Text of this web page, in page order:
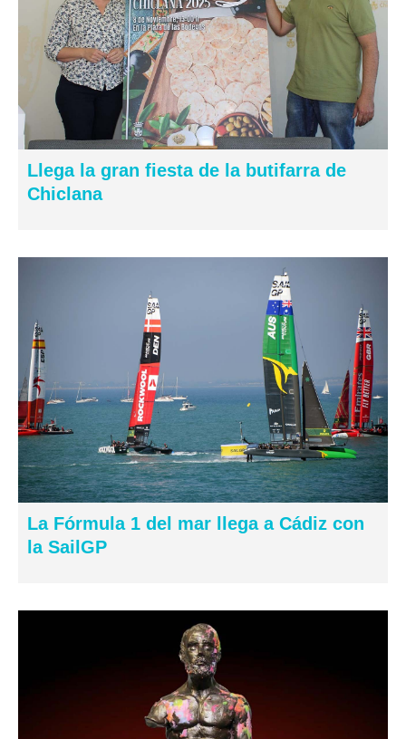
Llega la gran fiesta de la butifarra de
Chiclana
La Fórmula 1 del mar llega a Cádiz con
la SailGP